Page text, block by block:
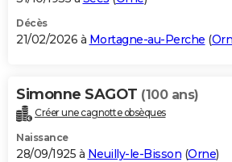
Décès
21/02/2026 à Mortagne-au-Perche (
Simonne SAGOT (100 ans)
Créer une cagnotte obsèques
Naissance
28/09/1925 à Neuilly-le-Bisson (Orne)